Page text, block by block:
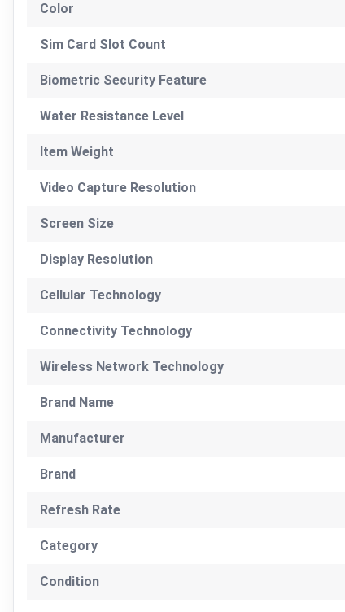
Color
Sim Card Slot Count
Biometric Security Feature
Water Resistance Level
Item Weight
Video Capture Resolution
Screen Size
Display Resolution
Cellular Technology
Connectivity Technology
Wireless Network Technology
Brand Name
Manufacturer
Brand
Refresh Rate
Category
Condition